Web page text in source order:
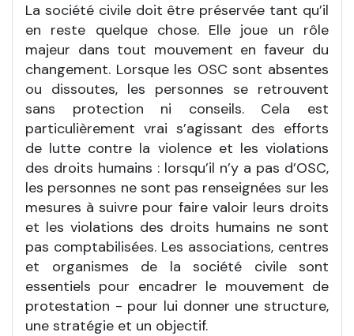
La société civile doit être préservée tant qu’il
en reste quelque chose. Elle joue un rôle
majeur dans tout mouvement en faveur du
changement. Lorsque les OSC sont absentes
ou dissoutes, les personnes se retrouvent
sans protection ni conseils. Cela est
particulièrement vrai s’agissant des efforts
de lutte contre la violence et les violations
des droits humains : lorsqu’il n’y a pas d’OSC,
les personnes ne sont pas renseignées sur les
mesures à suivre pour faire valoir leurs droits
et les violations des droits humains ne sont
pas comptabilisées. Les associations, centres
et organismes de la société civile sont
essentiels pour encadrer le mouvement de
protestation - pour lui donner une structure,
une stratégie et un objectif.